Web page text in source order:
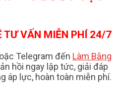
TƯ VẤN MIỄN PHÍ 24/7
Telegram đến Làm Bằng
hồi ngay lập tức, giải đáp
áp lực, hoàn toàn miễn phí.